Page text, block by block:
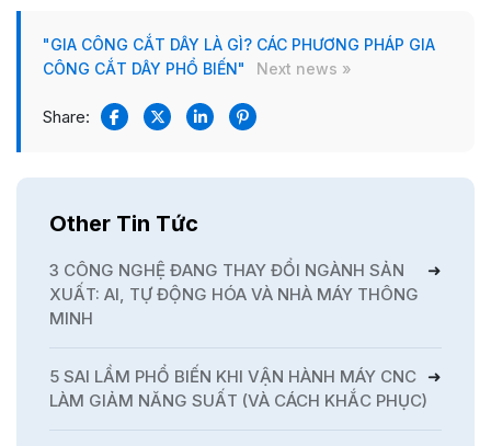
"GIA CÔNG CẮT DÂY LÀ GÌ? CÁC PHƯƠNG PHÁP GIA
CÔNG CẮT DÂY PHỔ BIẾN"
Next news »
Share:
Other Tin Tức
3 CÔNG NGHỆ ĐANG THAY ĐỔI NGÀNH SẢN
XUẤT: AI, TỰ ĐỘNG HÓA VÀ NHÀ MÁY THÔNG
MINH
5 SAI LẦM PHỔ BIẾN KHI VẬN HÀNH MÁY CNC
LÀM GIẢM NĂNG SUẤT (VÀ CÁCH KHẮC PHỤC)